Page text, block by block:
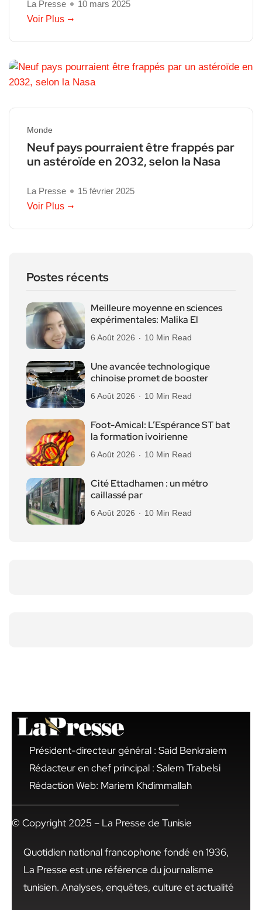
La Presse
10 mars 2025
Voir Plus
Monde
Neuf pays pourraient être frappés par
un astéroïde en 2032, selon la Nasa
La Presse
15 février 2025
Voir Plus
Postes récents
Meilleure moyenne en sciences
expérimentales: Malika El
6 Août 2026 10 Min Read
Une avancée technologique
chinoise promet de booster
6 Août 2026 10 Min Read
Foot-Amical: L’Espérance ST bat
la formation ivoirienne
6 Août 2026 10 Min Read
Cité Ettadhamen : un métro
caillassé par
6 Août 2026 10 Min Read
Président-directeur général : Said Benkraiem
Rédacteur en chef principal : Salem Trabelsi
Rédaction Web: Mariem Khdimmallah
© Copyright 2025 – La Presse de Tunisie
Quotidien national francophone fondé en 1936,
La Presse est une référence du journalisme
tunisien. Analyses, enquêtes, culture et actualité